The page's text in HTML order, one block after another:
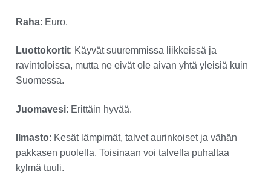
Raha: Euro.
Luottokortit: Käyvät suuremmissa liikkeissä ja
ravintoloissa, mutta ne eivät ole aivan yhtä yleisiä kuin
Suomessa.
Juomavesi: Erittäin hyvää.
Ilmasto: Kesät lämpimät, talvet aurinkoiset ja vähän
pakkasen puolella. Toisinaan voi talvella puhaltaa
kylmä tuuli.